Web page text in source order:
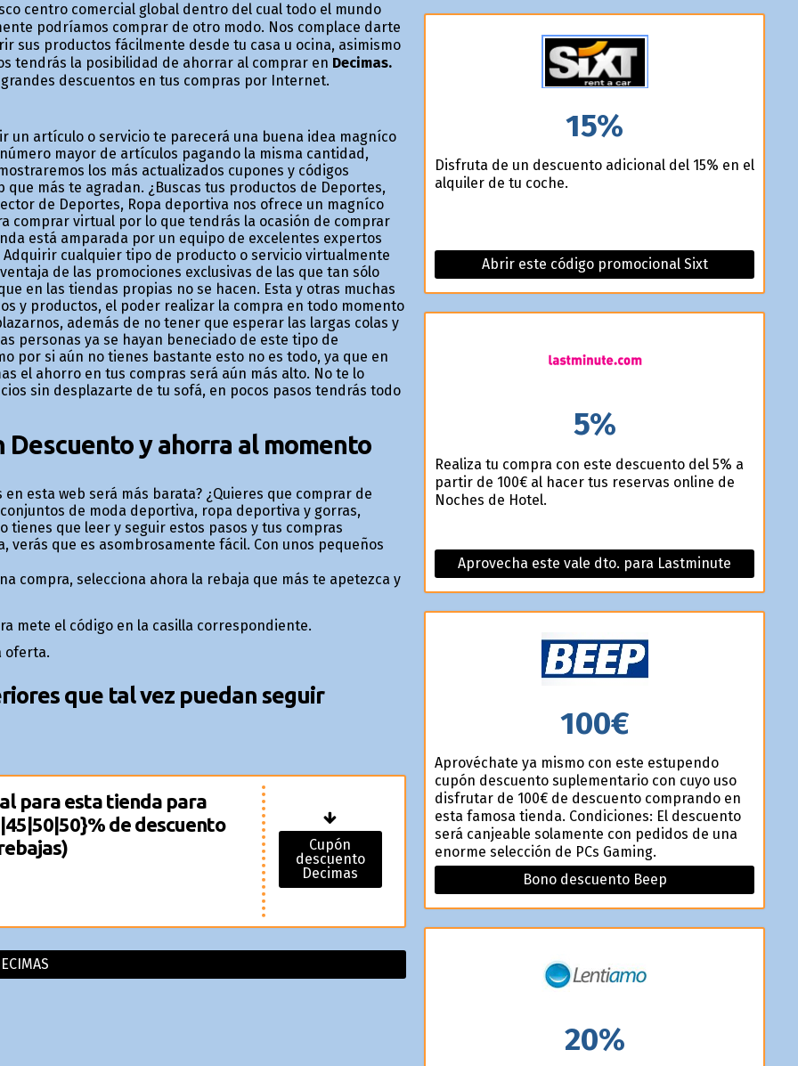
centro comercial global dentro del cual todo el mundo
podríamos comprar de otro modo. Nos complace darte
sus productos fácilmente desde tu casa u oficina, asimismo
tendrás la posibilidad de ahorrar al comprar en Decimas.
descuentos en tus compras por Internet.
artículo o servicio te parecerá una buena idea magnífico
mayor de artículos pagando la misma cantidad,
los más actualizados cupones y códigos
más te agradan. ¿Buscas tus productos de Deportes,
de Deportes, Ropa deportiva nos ofrece un magnífico
comprar virtual por lo que tendrás la ocasión de comprar
está amparada por un equipo de excelentes expertos
cualquier tipo de producto o servicio virtualmente
de las promociones exclusivas de las que tan sólo
en las tiendas propias no se hacen. Esta y otras muchas
y productos, el poder realizar la compra en todo momento
además de no tener que esperar las largas colas y
personas ya se hayan beneficiado de este tipo de
por si aún no tienes bastante esto no es todo, ya que en
el ahorro en tus compras será aún más alto. No te lo
sin desplazarte de tu sofá, en pocos pasos tendrás todo
y ahorra al momento
esta web será más barata? ¿Quieres que comprar de
de moda deportiva, ropa deportiva y gorras,
tienes que leer y seguir estos pasos y tus compras
que es asombrosamente fácil. Con unos pequeños
compra, selecciona ahora la rebaja que más te apetezca y
mete el código en la casilla correspondiente.
oferta.
que tal vez puedan seguir
para esta tienda para
de descuento
Cupón
descuento
Decimas
15%
Disfruta de un descuento adicional del 15% en el
alquiler de tu coche.
Abrir este código promocional Sixt
5%
Realiza tu compra con este descuento del 5% a
partir de 100€ al hacer tus reservas online de
Noches de Hotel.
Aprovecha este vale dto. para Lastminute
100€
Aprovéchate ya mismo con este estupendo
cupón descuento suplementario con cuyo uso
disfrutar de 100€ de descuento comprando en
esta famosa tienda. Condiciones: El descuento
será canjeable solamente con pedidos de una
enorme selección de PCs Gaming.
Bono descuento Beep
20%